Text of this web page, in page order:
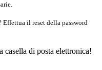
Effettua il reset della password
casella di posta elettronica!